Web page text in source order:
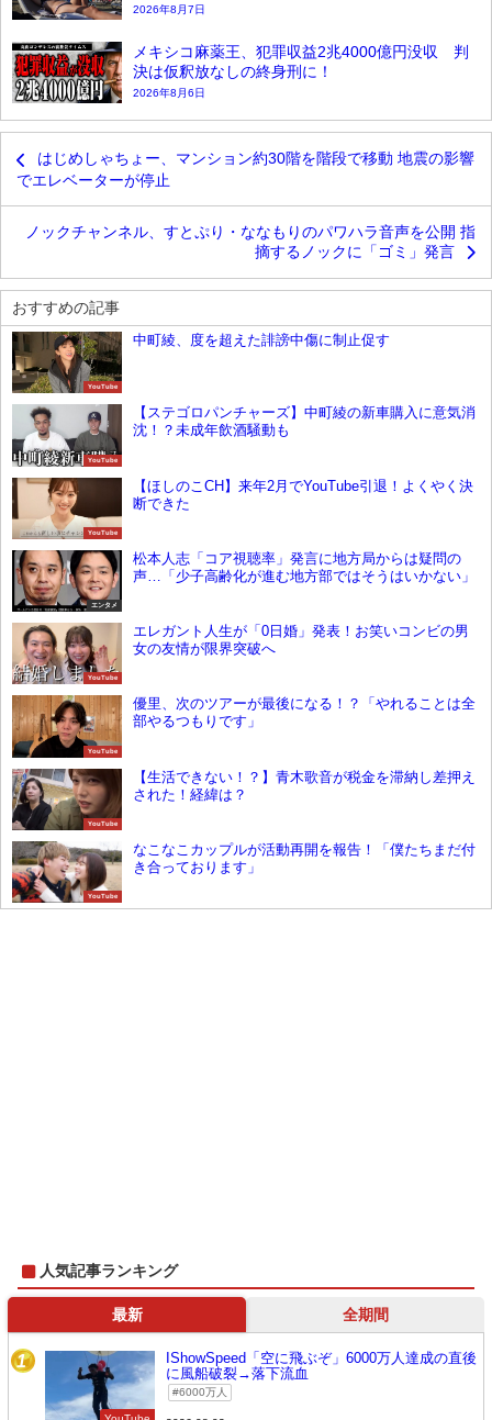
2026年8月7日
メキシコ麻薬王、犯罪収益2兆4000億円没収 判
決は仮釈放なしの終身刑に！
2026年8月6日
はじめしゃちょー、マンション約30階を階段で移動 地震の影響
でエレベーターが停止
ノックチャンネル、すとぷり・ななもりのパワハラ音声を公開 指
摘するノックに「ゴミ」発言
おすすめの記事
YouTube
中町綾、度を超えた誹謗中傷に制止促す
YouTube
【ステゴロパンチャーズ】中町綾の新車購入に意気消
沈！？未成年飲酒騒動も
YouTube
【ほしのこCH】来年2月でYouTube引退！よくやく決
断できた
エンタメ
松本人志「コア視聴率」発言に地方局からは疑問の
声…「少子高齢化が進む地方部ではそうはいかない」
YouTube
エレガント人生が「0日婚」発表！お笑いコンビの男
女の友情が限界突破へ
YouTube
優里、次のツアーが最後になる！？「やれることは全
部やるつもりです」
YouTube
【生活できない！？】青木歌音が税金を滞納し差押え
された！経緯は？
YouTube
なこなこカップルが活動再開を報告！「僕たちまだ付
き合っております」
人気記事ランキング
最新 全期間
1
IShowSpeed「空に飛ぶぞ」6000万人達成の直後
に風船破裂→落下流血
6000万人